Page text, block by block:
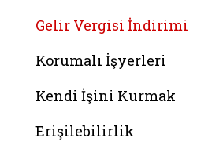
Gelir Vergisi İndirimi
Korumalı İşyerleri
Kendi İşini Kurmak
Erişilebilirlik